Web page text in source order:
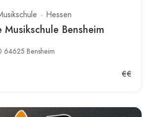
Hessen
Musikschule Bensheim
64625 Bensheim
€€